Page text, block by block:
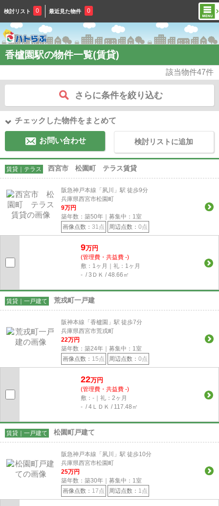
検討リスト 0 最近見た物件 0
香櫨園駅の物件一覧(賃貸)
該当物件47件
さらに条件を絞り込む
チェックした物件をまとめて
お問い合わせ 検討リストに追加
賃貸｜テラス 西宮市 松園町 テラス賃貸
阪急神戸本線「夙川」駅 徒歩9分
兵庫県西宮市松園町
9万円
築年数：築50年｜募集中： 1室
画像点数： 31点 周辺点数： 0点
9万円
(管理費・共益費 -)
敷：1ヶ月｜礼：1ヶ月
- / 3ＤＫ / 48.66㎡
賃貸｜一戸建て 荒戎町一戸建
阪神本線「香櫨園」駅 徒歩7分
兵庫県西宮市荒戎町
22万円
築年数：築24年｜募集中： 1室
画像点数： 15点 周辺点数： 0点
22万円
(管理費・共益費 -)
敷：-｜礼：2ヶ月
- / 4ＬＤＫ / 117.48㎡
賃貸｜一戸建て 松園町戸建て
阪急神戸本線「夙川」駅 徒歩10分
兵庫県西宮市松園町
25万円
築年数：築30年｜募集中： 1室
画像点数： 17点 周辺点数： 1点